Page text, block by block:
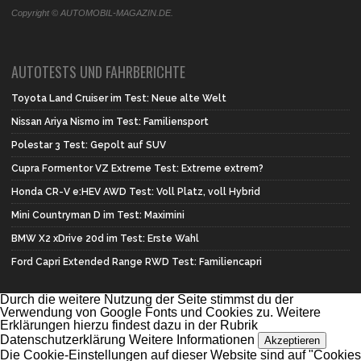
Copyright © AUTOMOBIL-MAGAZIN.DE.
AUTOTESTS UND FAHRBERICHTE
Toyota Land Cruiser im Test: Neue alte Welt
Nissan Ariya Nismo im Test: Familiensport
Polestar 3 Test: Gepolt auf SUV
Cupra Formentor VZ Extreme Test: Extreme extrem?
Honda CR-V e:HEV AWD Test: Voll Platz, voll Hybrid
Mini Countryman D im Test: Maximini
BMW X2 xDrive 20d im Test: Erste Wahl
Ford Capri Extended Range RWD Test: Familiencapri
Durch die weitere Nutzung der Seite stimmst du der
Verwendung von Google Fonts und Cookies zu. Weitere
Erklärungen hierzu findest dazu in der Rubrik
Datenschutzerklärung Weitere Informationen Akzeptieren
Die Cookie-Einstellungen auf dieser Website sind auf "Cookies